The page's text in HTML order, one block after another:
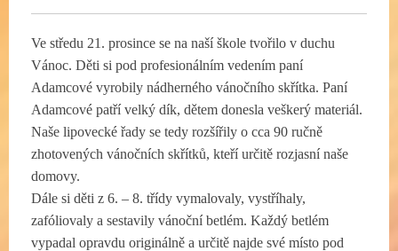
Ve středu 21. prosince se na naší škole tvořilo v duchu
Vánoc. Děti si pod profesionálním vedením paní
Adamcové vyrobily nádherného vánočního skřítka. Paní
Adamcové patří velký dík, dětem donesla veškerý materiál.
Naše lipovecké řady se tedy rozšířily o cca 90 ručně
zhotovených vánočních skřítků, kteří určitě rozjasní naše
domovy.
Dále si děti z 6. – 8. třídy vymalovaly, vystříhaly,
zafóliovaly a sestavily vánoční betlém. Každý betlém
vypadal opravdu originálně a určitě najde své místo pod